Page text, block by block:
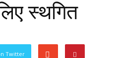
स्थगित
Twitter